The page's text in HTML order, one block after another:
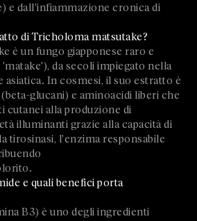
e dall'infiammazione cronica di
di Tricholoma matsutake?
è un fungo giapponese raro e
da secoli impiegato nella
asiatica. In cosmesi, il suo estratto è
glucani) e aminoacidi liberi che
cutanei alla produzione di
illuminanti grazie alla capacità di
tirosinasi, l'enzima responsabile
e quali benefici porta
B3) è uno degli ingredienti